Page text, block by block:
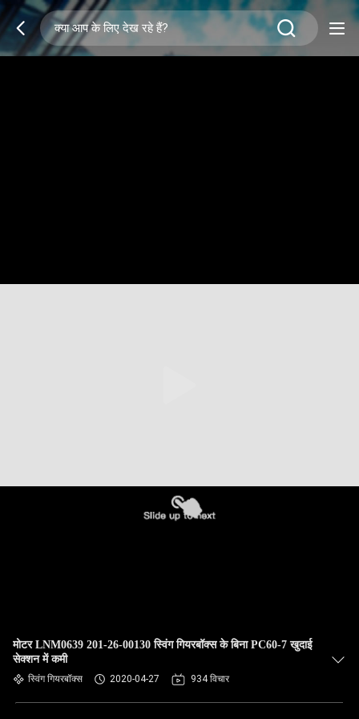
मोटर LNM0639 201-26-00130 स्विंग गियरबॉक्स के बिना PC60-7 खुदाई
सेक्शन में कमी
स्विंग गियरबॉक्स 2020-04-27 934 विचार